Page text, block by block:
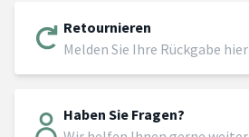
Retournieren
Melden Sie Ihre Rückgabe hier
Haben Sie Fragen?